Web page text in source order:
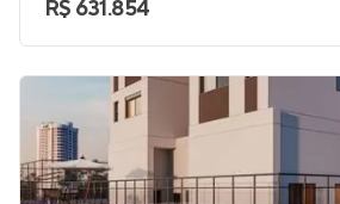
R$ 631.854